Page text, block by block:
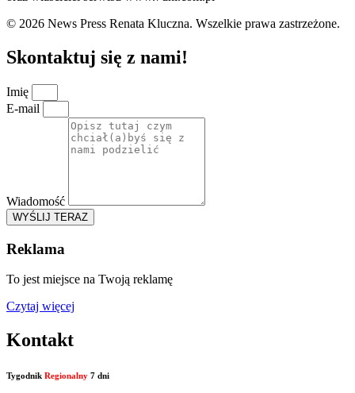
© 2026 News Press Renata Kluczna. Wszelkie prawa zastrzeżone.
Skontaktuj się z nami!
Imię
E-mail
Wiadomość
WYŚLIJ TERAZ
Reklama
To jest miejsce na Twoją reklamę
Czytaj więcej
Kontakt
Tygodnik Regionalny 7 dni